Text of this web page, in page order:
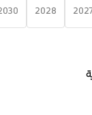
2028